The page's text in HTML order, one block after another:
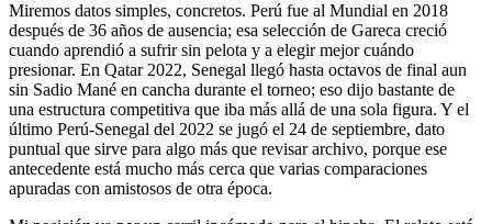
Miremos datos simples, concretos. Perú fue al Mundial en 2018
después de 36 años de ausencia; esa selección de Gareca creció
cuando aprendió a sufrir sin pelota y a elegir mejor cuándo
presionar. En Qatar 2022, Senegal llegó hasta octavos de final aun
sin Sadio Mané en cancha durante el torneo; eso dijo bastante de
una estructura competitiva que iba más allá de una sola figura. Y el
último Perú-Senegal del 2022 se jugó el 24 de septiembre, dato
puntual que sirve para algo más que revisar archivo, porque ese
antecedente está mucho más cerca que varias comparaciones
apuradas con amistosos de otra época.